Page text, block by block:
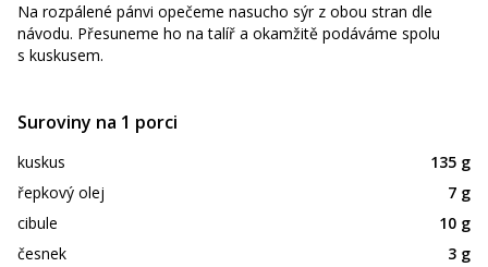
Na rozpálené pánvi opečeme nasucho sýr z obou stran dle
návodu. Přesuneme ho na talíř a okamžitě podáváme spolu
s kuskusem.
Suroviny na 1 porci
kuskus
135 g
řepkový olej
7 g
cibule
10 g
česnek
3 g